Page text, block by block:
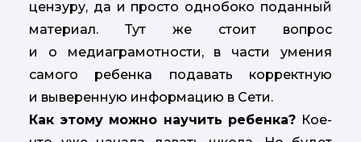
цензуру, да и просто однобоко поданный
материал. Тут же стоит вопрос
и о медиаграмотности, в части умения
самого ребенка подавать корректную
и выверенную информацию в Сети.
Как этому можно научить ребенка? Кое-